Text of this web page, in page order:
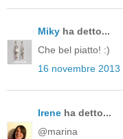
Miky ha detto...
Che bel piatto! :)
16 novembre 2013
Irene ha detto...
@marina